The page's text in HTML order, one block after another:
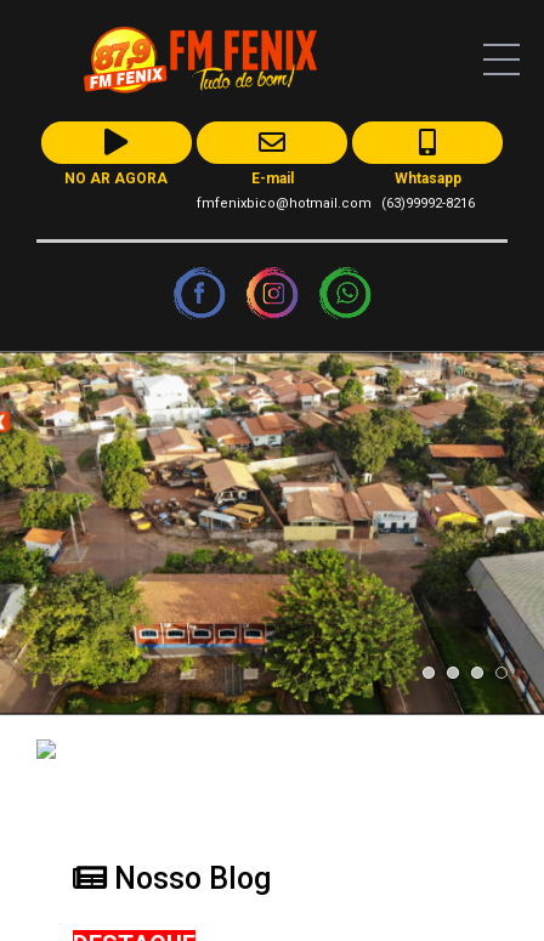
NO AR AGORA E-mail
fmfenixbico@hotmail.com
Whtasapp
(63)99992-8216
Nosso Blog